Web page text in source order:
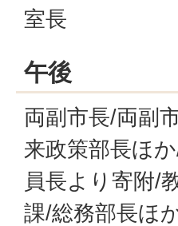
室長
午後
両副市長/両副
来政策部長ほ
員長より寄附/
課/総務部長ほ